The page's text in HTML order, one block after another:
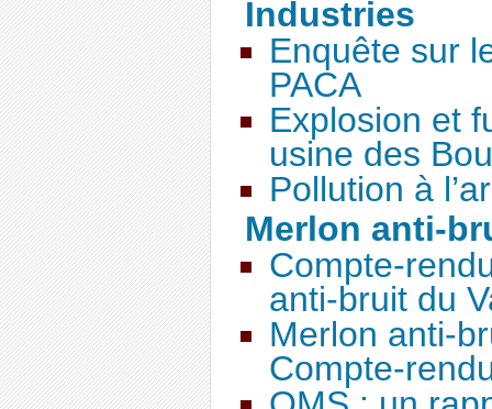
Industries
Enquête sur
PACA
Explosion et
usine des
Pollution à
Merlon anti-
Compte-
anti-bruit du
Merlon anti-
Compte-